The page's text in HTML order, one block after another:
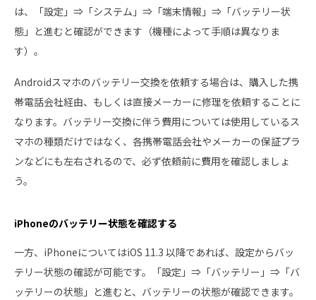
は、「設定」⇒「システム」⇒「端末情報」⇒「バッテリー状
態」と進むと確認ができます（機種によって手順は異なりま
す）。
Androidスマホのバッテリー交換を依頼する場合は、購入した携
帯電話会社経由、もしくは直接メーカーに修理を依頼することに
なります。バッテリー交換に伴う費用については使用しているス
マホの種類だけではなく、各携帯電話会社やメーカーの保証プラ
ンなどにも左右されるので、必ず依頼前に費用を確認しましょ
う。
iPhoneのバッテリー状態を確認する
一方、iPhoneについてはiOS 11.3 以降であれば、設定からバッ
テリー状態の確認が可能です。「設定」⇒「バッテリー」⇒「バ
ッテリーの状態」と進むと、バッテリーの状態が確認できます。